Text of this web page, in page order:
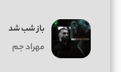
باز شب شد
مهراد جم